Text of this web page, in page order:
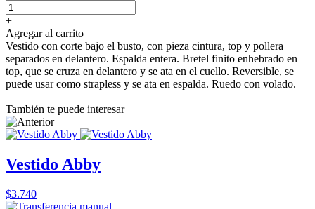
+
Agregar al carrito
Vestido con corte bajo el busto, con pieza cintura, top y pollera
separados en delantero. Espalda entera. Bretel finito enhebrado en
top, que se cruza en delantero y se ata en el cuello. Reversible, se
puede usar como strapless y se ata en espalda. Ruedo con volado.
También te puede interesar
Vestido Abby
$3.740